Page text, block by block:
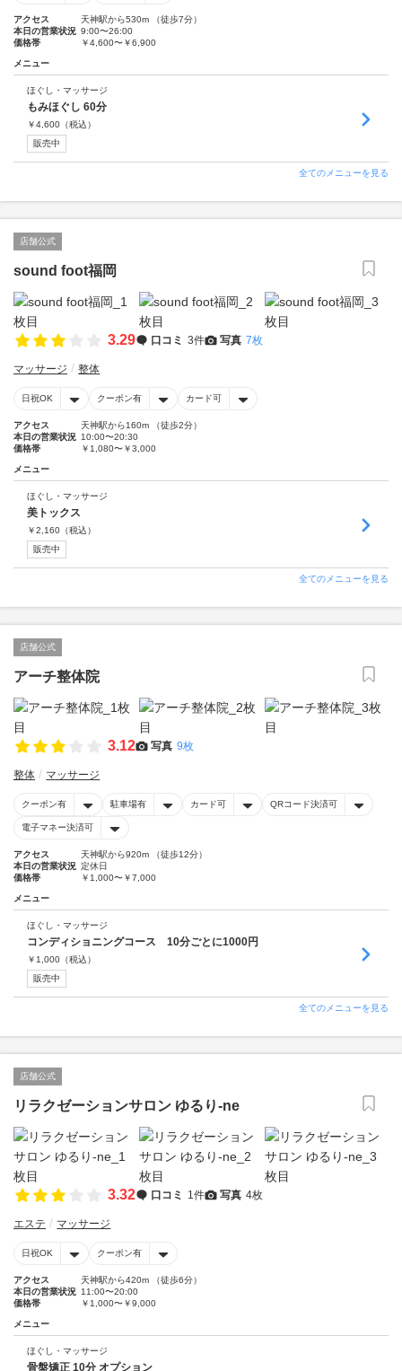
アクセス
天神駅から530m （徒歩7分）
本日の営業状況 9:00〜26:00
価格帯
￥4,600〜￥6,900
メニュー
ほぐし・マッサージ
もみほぐし 60分
￥4,600 （税込）
販売中
全てのメニューを見る
店舗公式
sound foot福岡
3.29 口コミ 3件 写真 7枚
マッサージ 整体
日祝OK クーポン有 カード可
アクセス
天神駅から160m （徒歩2分）
本日の営業状況 10:00〜20:30
価格帯
￥1,080〜￥3,000
メニュー
ほぐし・マッサージ
美トックス
￥2,160 （税込）
販売中
全てのメニューを見る
店舗公式
アーチ整体院
3.12 写真 9枚
整体 マッサージ
クーポン有 駐車場有 カード可 QRコード決済可
電子マネー決済可
アクセス
天神駅から920m （徒歩12分）
本日の営業状況 定休日
価格帯
￥1,000〜￥7,000
メニュー
ほぐし・マッサージ
コンディショニングコース 10分ごとに1000円
￥ 1,000 （税込）
販売中
全てのメニューを見る
店舗公式
リラクゼーションサロン ゆるり-ne
3.32 口コミ 1件 写真 4枚
エステ マッサージ
日祝OK クーポン有
アクセス
天神駅から420m （徒歩6分）
本日の営業状況 11:00〜20:00
価格帯
￥1,000〜￥9,000
メニュー
ほぐし・マッサージ
骨盤矯正 10分 オプション